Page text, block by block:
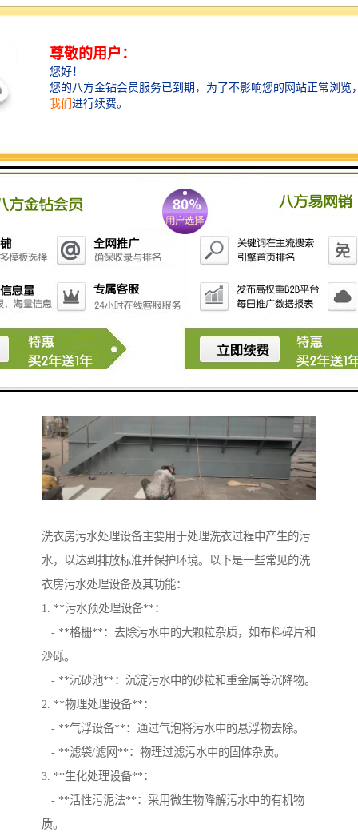
1. **沉淀池**：通过重力作用使污水中的固体颗粒沉
2. **生物处理池**：利用微生物对污水中的有机物进行
分解，常见的有活性污泥法、厌氧消化等。
3. **滤池**：通过砂滤、炭滤等方式进一步去除水中的
等，去除水中溶解的污染物。
5. **膜过滤设备**：如超滤、纳滤和反渗透等，用于进
6. **消毒设备**：如紫外线消毒器、氯化消毒等，确保
处理后的水达到排放标准。
7. **污水回收利用系统**：将处理后的水进行回收利
养鸡场的污水处理系统应该根据养殖规模、污水排放量
以及当地环保要求进行设计和选择合适的设备。
洗衣房污水处理设备主要用于处理洗衣过程中产生的污
水，以达到排放标准并保护环境。以下是一些常见的洗
衣房污水处理设备及其功能：
1. **污水预处理设备**：
- **格栅**：去除污水中的大颗粒杂质，如布料碎片和
沙砾。
- **沉砂池**：沉淀污水中的砂粒和重金属等沉降物。
2. **物理处理设备**：
- **气浮设备**：通过气泡将污水中的悬浮物去除。
- **滤袋/滤网**：物理过滤污水中的固体杂质。
3. **生化处理设备**：
- **活性污泥法**：采用微生物降解污水中的有机物
质。